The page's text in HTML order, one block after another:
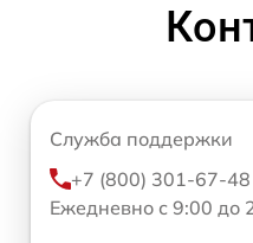
Служба поддержки
+7 (800) 301-67-48
Ежедневно с 9:00 до